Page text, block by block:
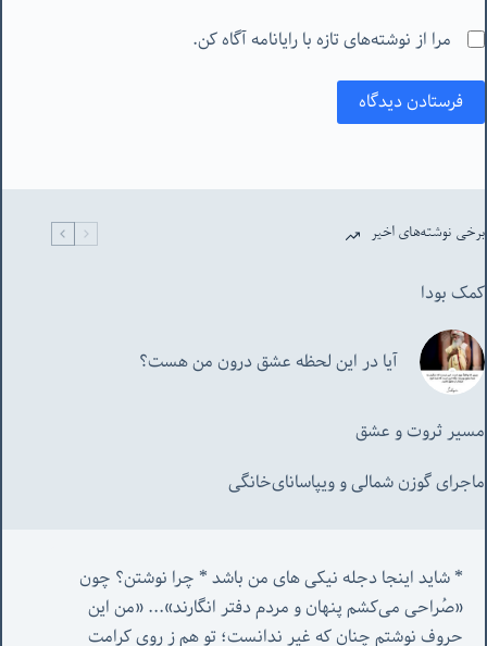
مرا از نوشته‌های تازه با رایانامه آگاه کن.
فرستادن دیدگاه
برخی نوشته‌های اخیر
کمک بودا
آیا در این لحظه عشق درون من هست؟
مسیر ثروت و عشق
ماجرای گوزن شمالی و‌ ویپاسانای‌خانگی
«صُراحی می‌کشم پنهان‌ و مردم‌ دفتر انگارند»... «